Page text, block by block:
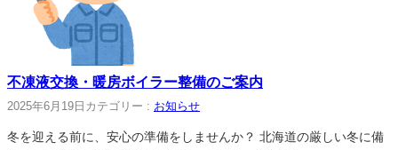
不凍液交換・暖房ボイラー整備のご案内
2025年6月19日 カテゴリー : お知らせ
冬を迎える前に、安心の準備をしませんか？ 北海道の厳しい冬に備